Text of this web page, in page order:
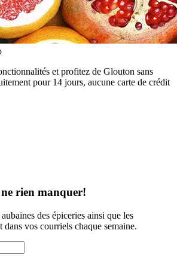
et profitez de Glouton sans
pour 14 jours, aucune carte de crédit
rien manquer!
des épiceries ainsi que les
dans vos courriels chaque semaine.